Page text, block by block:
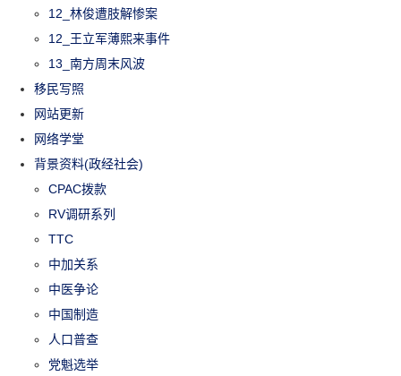
12_林俊遭肢解惨案
12_王立军薄熙来事件
13_南方周末风波
移民写照
网站更新
网络学堂
背景资料(政经社会)
CPAC拨款
RV调研系列
TTC
中加关系
中医争论
中国制造
人口普查
党魁选举